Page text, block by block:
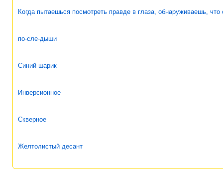
Когда пытаешься посмотреть правде в глаза, обнаруживаешь, что
по-сле-дыши
Синий шарик
Инверсионное
Скверное
Желтолистый десант